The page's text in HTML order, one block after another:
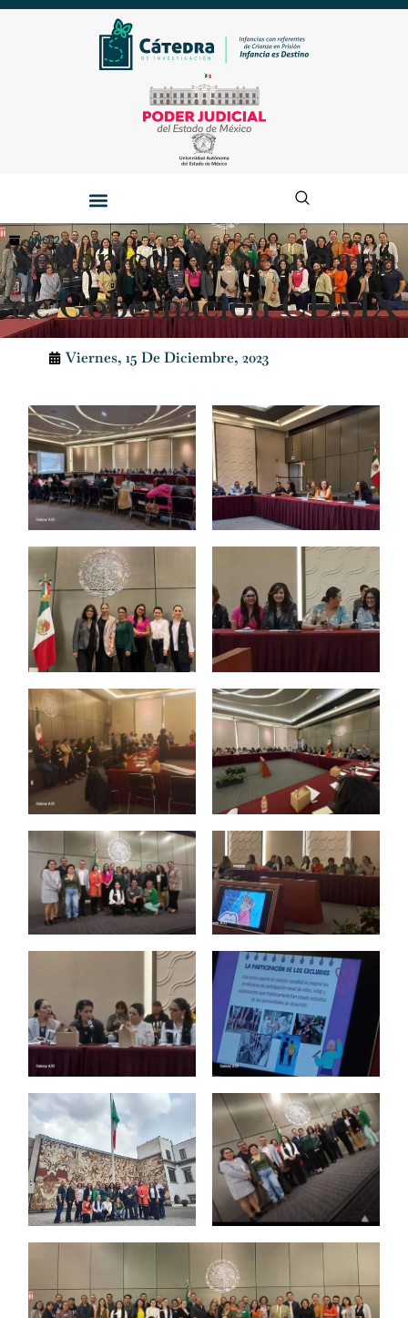
AÑO 2
Sesión con la Secretaría
de Gobernación CDMX
Viernes, 15 De Diciembre, 2023